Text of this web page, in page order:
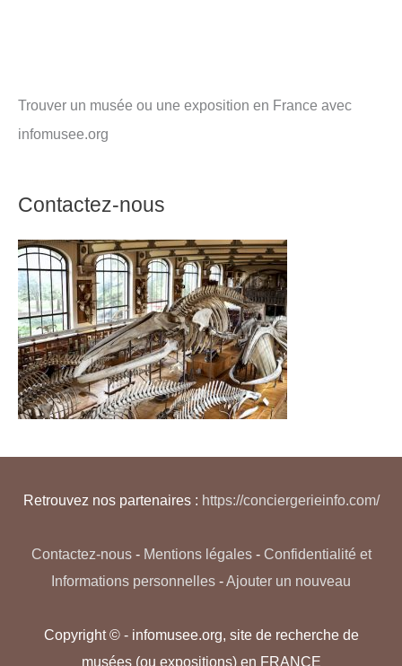
Trouver un musée ou une exposition en France avec
infomusee.org
Contactez-nous
Retrouvez nos partenaires : https://conciergerieinfo.com/
Contactez-nous- Mentions légales- Confidentialité et
Informations personnelles -Ajouter un nouveau
Copyright © - infomusee.org, site de recherche de
musées (ou expositions) en FRANCE